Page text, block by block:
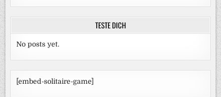
TESTE DICH
No posts yet.
[embed-solitaire-game]